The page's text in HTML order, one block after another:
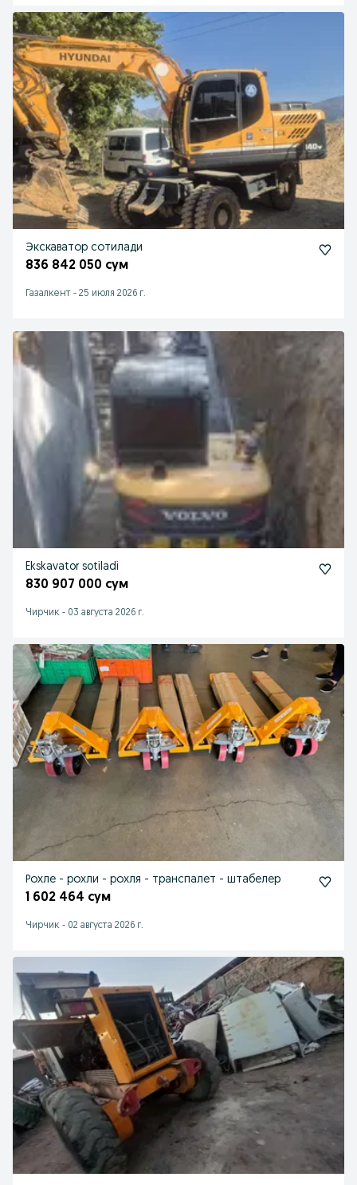
Экскаватор сотилади
836 842 050 сум
Газалкент - 25 июля 2026 г.
Ekskavator sotiladi
830 907 000 сум
Чирчик - 03 августа 2026 г.
Рохле - рохли - рохля - транспалет - штабелер
1 602 464 сум
Чирчик - 02 августа 2026 г.